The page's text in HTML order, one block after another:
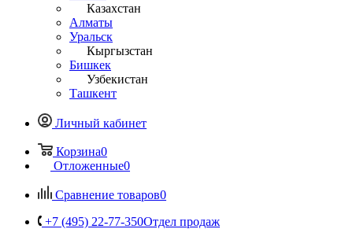
Казахстан
Алматы
Уральск
Кыргызстан
Бишкек
Узбекистан
Ташкент
Личный кабинет
Корзина0
Отложенные0
Сравнение товаров0
+7 (495) 22-77-350Отдел продаж